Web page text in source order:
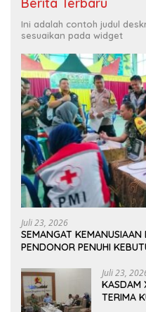
Ini adalah contoh judul
sesuaikan pada widget
Juli 23, 2026
SEMANGAT
Juli 23,
KASDAM
TERIMA